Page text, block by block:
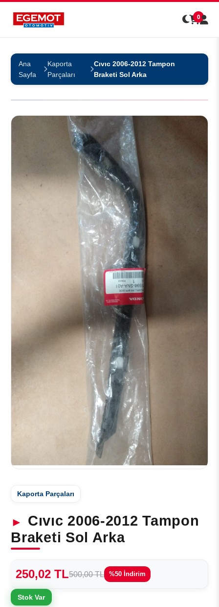
0
Ana
Sayfa
Kaporta
Parçaları
Cıvıc 2006-2012 Tampon
Braketi Sol Arka
Kaporta Parçaları
Cıvıc 2006-2012 Tampon
Braketi Sol Arka
250,02 TL500,00 TL %50 İndirim
Stok Var